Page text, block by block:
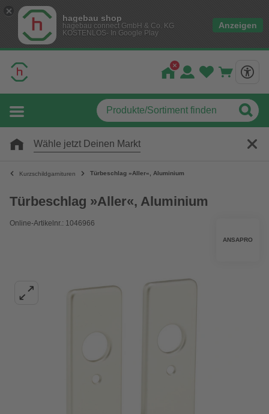
hagebau shop
hagebau connect GmbH & Co. KG
KOSTENLOS- In Google Play
Anzeigen
Wähle jetzt Deinen Markt
Kurzschildgarnituren Türbeschlag »Aller«, Aluminium
Türbeschlag »Aller«, Aluminium
Online-Artikelnr.: 1046966
ANSAPRO